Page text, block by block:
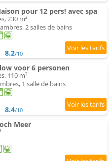
pour 12 pers! avec spa
230 m²
2 salles de bains
8.2/10
voor 6 personen
110 m²
1 salle de bains
8.4/10
Meer